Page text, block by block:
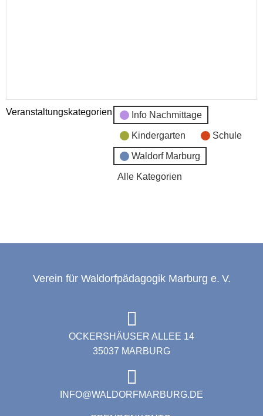
Veranstaltungskategorien Info Nachmittage
Kindergarten Schule
Waldorf Marburg
Alle Kategorien
Verein für Waldorfpädagogik Marburg e. V.
OCKERSHÄUSER ALLEE 14
35037 MARBURG
INFO@WALDORFMARBURG.DE